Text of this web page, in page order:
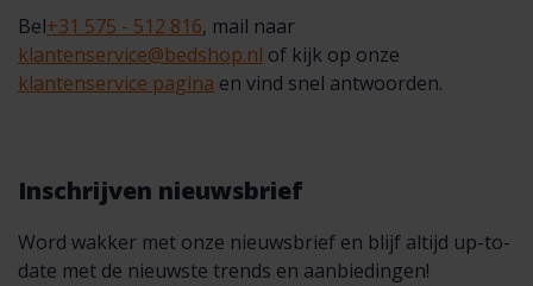
Bel+31 575 - 512 816, mail naar
klantenservice@bedshop.nl of kijk op onze
klantenservice pagina en vind snel antwoorden.
Inschrijven nieuwsbrief
Word wakker met onze nieuwsbrief en blijf altijd up-to-
date met de nieuwste trends en aanbiedingen!